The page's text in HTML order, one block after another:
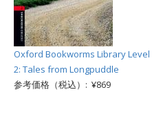
Oxford Bookworms Library Level
2: Tales from Longpuddle
参考価格（税込）: ¥869